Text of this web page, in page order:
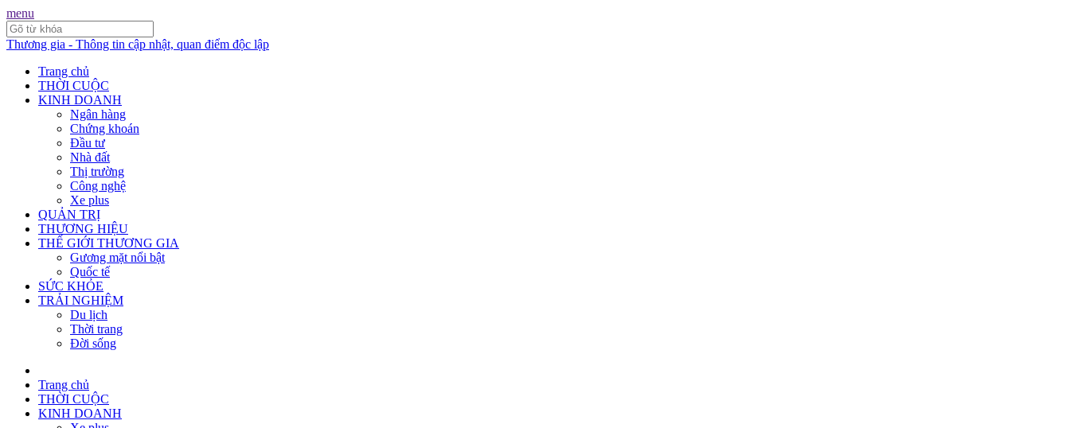
menu
Thương gia - Thông tin cập nhật, quan điểm độc lập
Trang chủ
THỜI CUỘC
KINH DOANH
Ngân hàng
Chứng khoán
Đầu tư
Nhà đất
Thị trường
Công nghệ
Xe plus
QUẢN TRỊ
THƯƠNG HIỆU
THẾ GIỚI THƯƠNG GIA
Gương mặt nổi bật
Quốc tế
SỨC KHỎE
TRẢI NGHIỆM
Du lịch
Thời trang
Đời sống
Trang chủ
THỜI CUỘC
KINH DOANH